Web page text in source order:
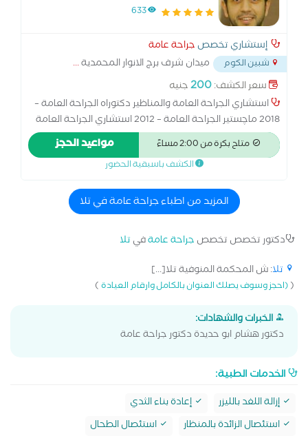
633
إستشاري تخصص جراحة عامة
شبين الكوم ميدان شرف برج الانوار المحمدية...
سعر الكشف:200جنيه
استشاري الجراحة العامة والمناظير دكتوراه الجراحة العامة –
2018 ماچستير الجراحة العامة – 2012 استشاري الجراحة العامة
بمستشفى الطلبة الجامعي واستشاري الجراحة العامة
والمناظير بمستشفى البنك الأهلي للرعاية المتكاملة خبرة أكثر
من 15 سنة في جراحات الطوارئ والحوادث والجهاز الهضمي
الفتق بجميع أنواعه) جراحة أورام الغدة الدرقية والجار درقية
جراحات الغدد اللعابية جراحات أورام الجهاز الهضمي والقولون
والمستقيم جراحات أورام الثدي إصلاح فتق الحجاب الحاجز جراحياً
وبالمنظار جراحات الشرج والمستقيم (الشرخ – البواسير –
الناسور الشرجي والعصعصي) جراحياً وبالليزر الكيس الدهني
والظفر الغائر
متاح بكرة من 2:00 مساءً مواعيد الحجز
الكشف باسبقية الحضور
المزيد من اطباء جراحة عامة في تلا
دكتور تخصص تخصص جراحة عامةفي تلا
تلا: ش المحكمة المنوفية تلا[...]
((احجز وسوف يصلك العنوان بالكامل وارقام العيادة)
الخبرات والشهادات:
دكتور هشام ابو حديدة دكتور جراحة عامة
الخدمات الطبية:
إزالة اللغد بالليزر
إعادة بناء الثدي
استئصال الزائدة بالمنظار
استئصال الطحال